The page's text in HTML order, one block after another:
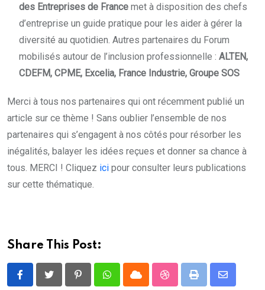
des Entreprises de France met à disposition des chefs
d’entreprise un guide pratique pour les aider à gérer la
diversité au quotidien. Autres partenaires du Forum
mobilisés autour de l’inclusion professionnelle : ALTEN,
CDEFM, CPME, Excelia, France Industrie, Groupe SOS
Merci à tous nos partenaires qui ont récemment publié un
article sur ce thème ! Sans oublier l’ensemble de nos
partenaires qui s’engagent à nos côtés pour résorber les
inégalités, balayer les idées reçues et donner sa chance à
tous. MERCI ! Cliquez ici pour consulter leurs publications
sur cette thématique.
Share This Post:
PinterestWhatsappCloud StumbleUpon
Print
Share